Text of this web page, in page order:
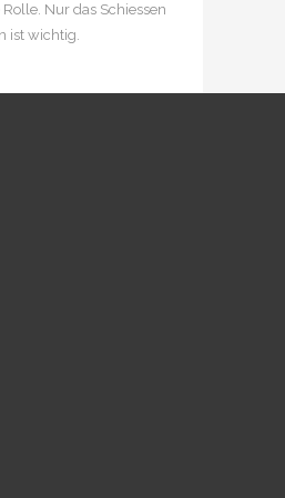
Nur das Schiessen
ist wichtig.